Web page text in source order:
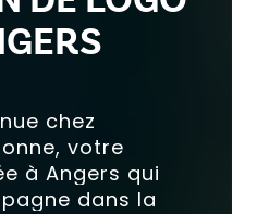
chez
votre
à Angers qui
dans la